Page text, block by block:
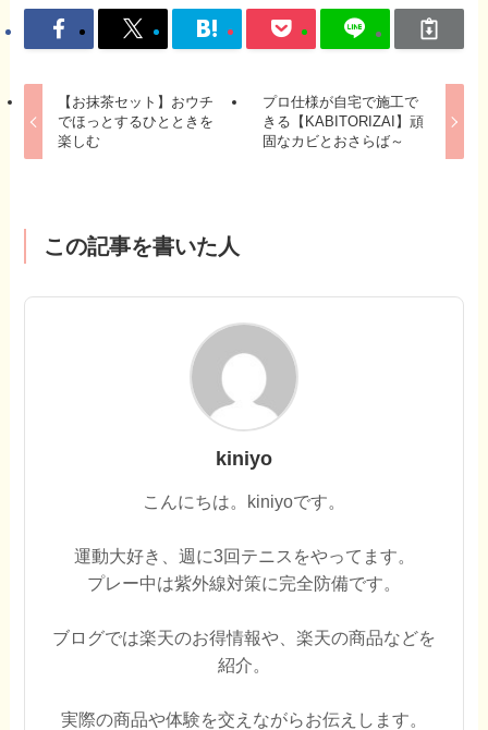
【お抹茶セット】おウチ
でほっとするひとときを
楽しむ
プロ仕様が自宅で施工で
きる【KABITORIZAI】頑
固なカビとおさらば～
この記事を書いた人
kiniyo
こんにちは。kiniyoです。
運動大好き、週に3回テニスをやってます。
プレー中は紫外線対策に完全防備です。
ブログでは楽天のお得情報や、楽天の商品などを
紹介。
実際の商品や体験を交えながらお伝えします。